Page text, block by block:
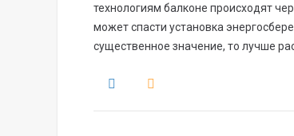
технологиям балконе происходят
может спасти установка
существенное значение, то лучше